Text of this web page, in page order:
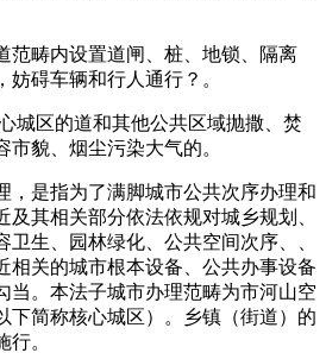
畴内设置道闸、桩、地锁、隔离
碍车辆和行人通行？。
区的道和其他公共区域抛撒、焚
貌、烟尘污染大气的。
是指为了满脚城市公共次序办理和
其相关部分依法依规对城乡规划、
生、园林绿化、公共空间次序、、
相关的城市根本设备、公共办事设备
当。本法子城市办理范畴为市河山空
下简称核心城区）。乡镇（街道）的
。